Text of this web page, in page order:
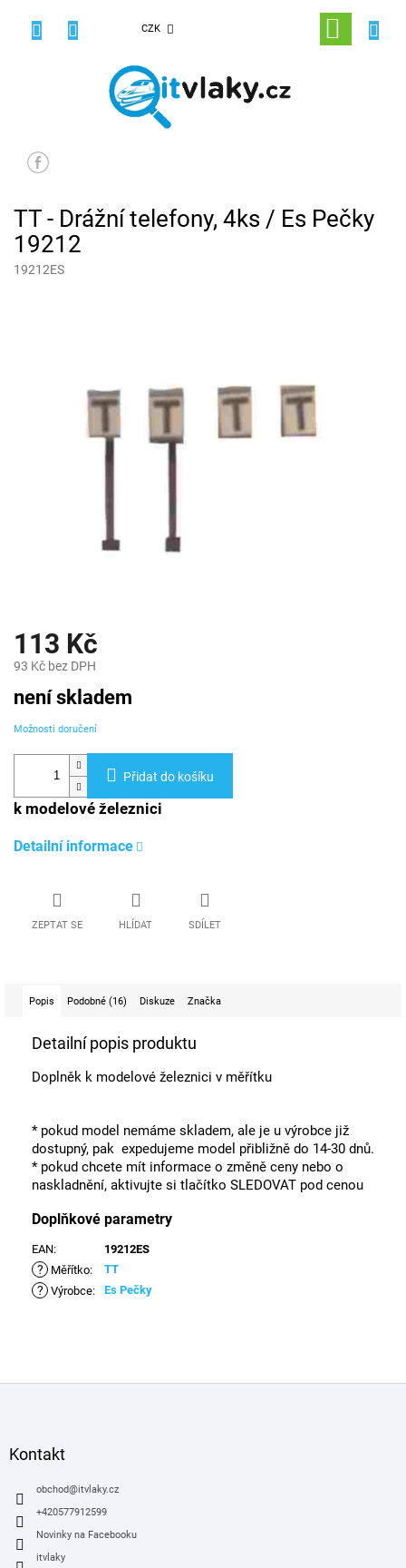
CZK
NÁKUPNÍ
KOŠÍK
TT - Drážní telefony, 4ks / Es Pečky
19212
19212ES
113 Kč
93 Kč bez DPH
cena:
není skladem
Možnosti doručení
Přidat do košíku
k modelové železnici
Detailní informace
ZEPTAT SE HLÍDAT SDÍLET
Popis Podobné (16) Diskuze Značka
Detailní popis produktu
Doplněk k modelové železnici v měřítku
* pokud model nemáme skladem, ale je u výrobce již
dostupný, pak expedujeme model přibližně do 14-30 dnů.
* pokud chcete mít informace o změně ceny nebo o
naskladnění, aktivujte si tlačítko SLEDOVAT pod cenou
Doplňkové parametry
EAN: 19212ES
? Měřítko: TT
? Výrobce: Es Pečky
Kontakt
obchod@itvlaky.cz
+420577912599
Novinky na Facebooku
itvlaky